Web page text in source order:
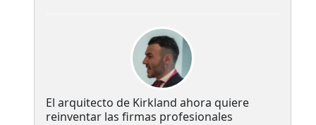
El arquitecto de Kirkland ahora quiere
reinventar las firmas profesionales